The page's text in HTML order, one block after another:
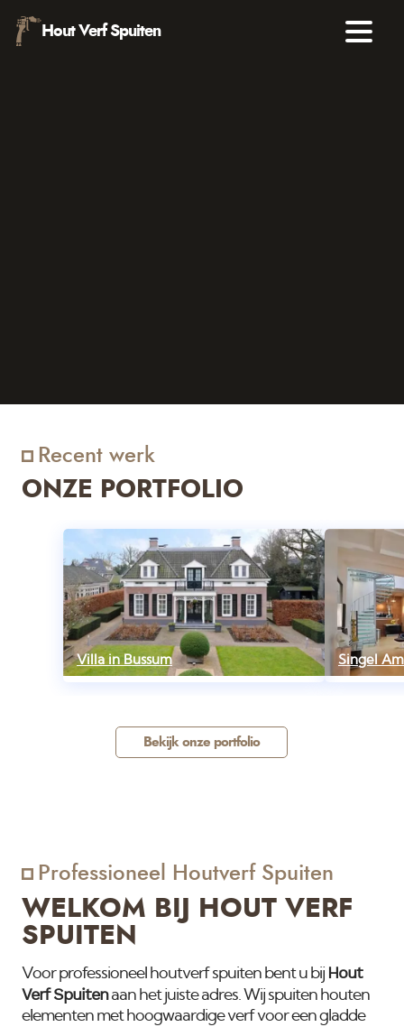
Hout Verf Spuiten
Recent werk
ONZE PORTFOLIO
Villa in Bussum Singel
Bekijk onze portfolio
Professioneel Houtverf Spuiten
WELKOM BIJ HOUT VERF
SPUITEN
Voor professioneel houtverf spuiten bent u bij Hout
Verf Spuitenaan het juiste adres. Wij spuiten houten
elementen met hoogwaardige verf voor een gladde